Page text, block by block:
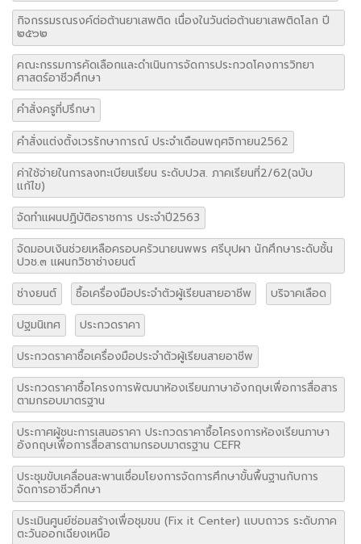
กิจกรรมรณรงค์ต่อต้านยาเสพติด เนื่องในวันต่อต้านยาเสพติดโลก ปี
๒๕๖๒
คณะกรรมการคัดเลือกและดำเนินการจัดการประกวดโคงการวิทยา
ศาสตร์อาชีวศึกษา
คำสั่งครูที่ปรึกษา
คำสั่งแต่งตั้งเวรรักษาการณ์ ประจำเดือนพฤศจิกายน2562
ค่าใช้จ่ายในการลงทะเบียนเรียน ระดับปวส. ภาคเรียนที่2/62(ฉบับ
แก้ไข)
จัดทำแผนปฏิบัติอราชการ ประจำปี2563
จัดมอบเงินช่วยเหลือครอบครัวนายนพพร ศรีบุปผา นักศึกษาระดับชั้น
ปวช.๓ แผนกวิชาช่างยนต์
ช่างยนต์
ซื้อเครื่องมือประจำตัวผู้เรียนสายอาชีพ
บริจาคเลือด
ปฐมนิเทศ
ประกวดราคา
ประกวดราคาซื้อเครื่องมือประจำตัวผู้เรียนสายอาชีพ
ประกวดราคาซื้อโครงการพัฒนาห้องเรียนภาษาอังกฤษเพื่อการสื่อสาร
ตามกรอบมาตรฐาน
ประกาศผู้ชนะการเสนอราคา ประกวดราคาซื้อโครงการห้องเรียนภาษา
อังกฤษเพื่อการสื่อสารตามกรอบมาตรฐาน CEFR
ประชุมขับเคลื่อนสะพานเชื่อมโยงการจัดการศึกษาขั้นพื้นฐานกับการ
จัดการอาชีวศึกษา
ประเมินศูนย์ซ่อมสร้างเพื่อชุมขน (Fix it Center) แบบถาวร ระดับภาค
ตะวันออกเฉียงเหนือ